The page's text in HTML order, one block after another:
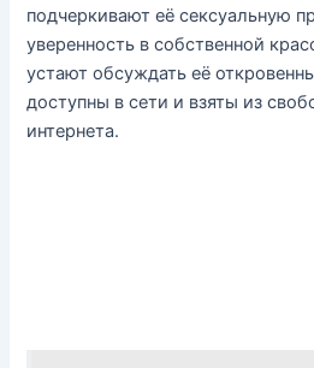
подчеркивают её сексуальную
уверенность в собственной
устают обсуждать её
доступны в сети и взяты из
интернета.